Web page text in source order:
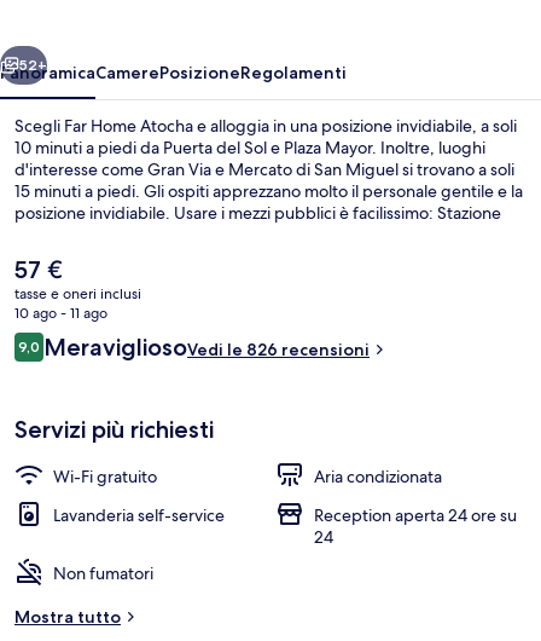
Avanti
52+
PanoramicaCamerePosizioneRegolamenti
Scegli Far Home Atocha e alloggia in una posizione invidiabile, a soli
10 minuti a piedi da Puerta del Sol e Plaza Mayor. Inoltre, luoghi
d'interesse come Gran Via e Mercato di San Miguel si trovano a soli
15 minuti a piedi. Gli ospiti apprezzano molto il personale gentile e la
posizione invidiabile. Usare i mezzi pubblici è facilissimo: Stazione
Stazione metro di Tirso de Molina è a 6 min a piedi.
Il
prezzo
attuale
è
57 €
57 €
tasse e oneri inclusi
10 ago - 11 ago
Recensioni
9,09,0 su 10
MeravigliosoVedi le 826 recensioni
Servizi più richiesti
Wi-Fi gratuito
Aria condizionata
Lavanderia self-service
Reception aperta 24 ore su
24
Non fumatori
Mostra tutto